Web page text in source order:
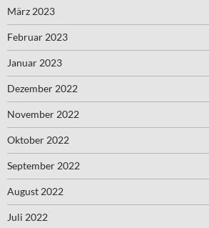
März 2023
Februar 2023
Januar 2023
Dezember 2022
November 2022
Oktober 2022
September 2022
August 2022
Juli 2022